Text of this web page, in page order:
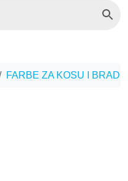
FARBE ZA KOSU I BRADU